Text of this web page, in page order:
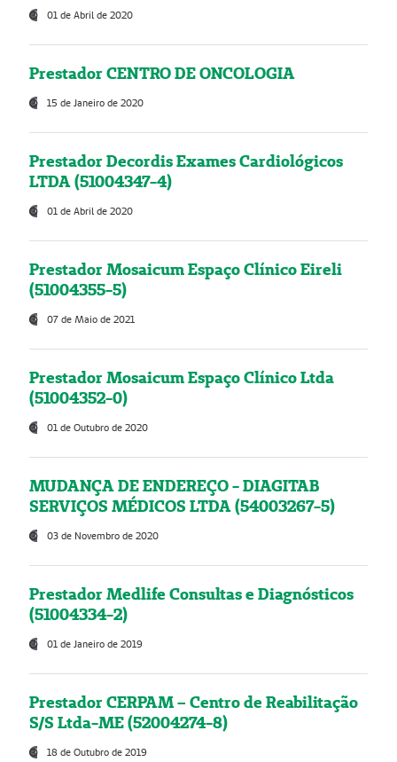
01 de Abril de 2020
Prestador CENTRO DE ONCOLOGIA
15 de Janeiro de 2020
Prestador Decordis Exames Cardiológicos
LTDA (51004347-4)
01 de Abril de 2020
Prestador Mosaicum Espaço Clínico Eireli
(51004355-5)
07 de Maio de 2021
Prestador Mosaicum Espaço Clínico Ltda
(51004352-0)
01 de Outubro de 2020
MUDANÇA DE ENDEREÇO - DIAGITAB
SERVIÇOS MÉDICOS LTDA (54003267-5)
03 de Novembro de 2020
Prestador Medlife Consultas e Diagnósticos
(51004334-2)
01 de Janeiro de 2019
Prestador CERPAM – Centro de Reabilitação
S/S Ltda-ME (52004274-8)
18 de Outubro de 2019